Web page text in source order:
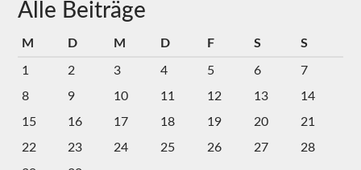
Alle Beiträge
M D M D F S S
1 2 3 4 5 6
7
8
9 10 11 12 13
14
15
16 17 18 19 20
21
22
23 24 25 26 27
28